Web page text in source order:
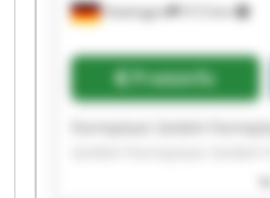
Hattingen 513 km
Preisinfo
Formplast GmbH